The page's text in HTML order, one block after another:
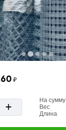
₽
+
На сумму
Вес
Длина